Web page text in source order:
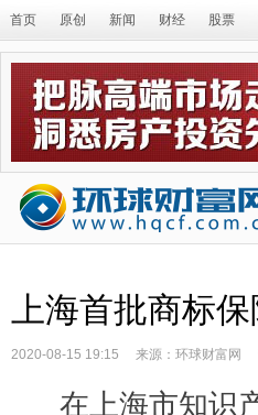
首页 原创 新闻 财经 股票
上海首批商标
2020-08-15 19:15 来源：环球财富网
在上海市知识产